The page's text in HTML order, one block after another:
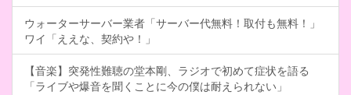
ウォーターサーバー業者「サーバー代無料！取付も無料！」
ワイ「ええな、契約や！」
【音楽】突発性難聴の堂本剛、ラジオで初めて症状を語る
「ライブや爆音を聞くことに今の僕は耐えられない」